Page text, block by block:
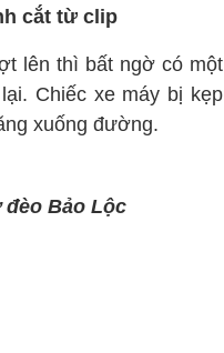
cắt từ clip
lên thì bất ngờ có một
Chiếc xe máy bị kẹp
xuống đường.
Bảo Lộc